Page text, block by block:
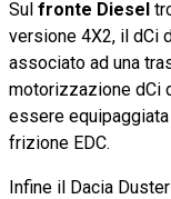
Sul fronte Diesel
versione 4X2, il dCi
associato ad una
motorizzazione dCi
essere
frizione EDC.
Infine il Dacia